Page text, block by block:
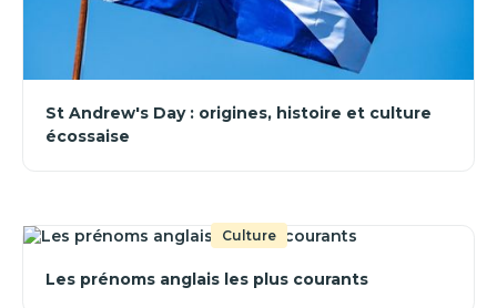
St Andrew's Day : origines, histoire et culture
écossaise
Culture
Les prénoms anglais les plus courants